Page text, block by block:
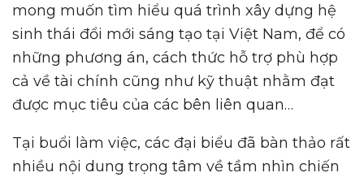
mong muốn tìm hiểu quá trình xây dựng hệ
sinh thái đổi mới sáng tạo tại Việt Nam, để có
những phương án, cách thức hỗ trợ phù hợp
cả về tài chính cũng như kỹ thuật nhằm đạt
được mục tiêu của các bên liên quan…
Tại buổi làm việc, các đại biểu đã bàn thảo rất
nhiều nội dung trọng tâm về tầm nhìn chiến